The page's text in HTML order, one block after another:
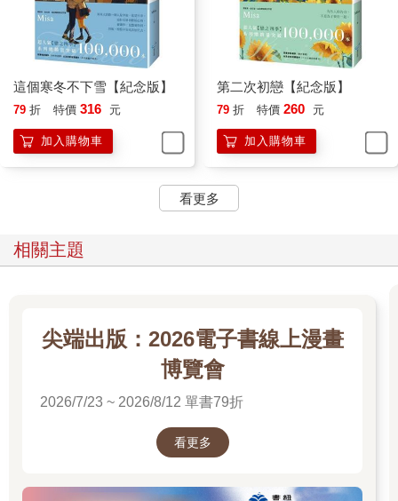
可惜的是，我敲遍了每面牆，都沒有聽到任何不對勁的聲音，我
還把掛在牆上的畫以及照片都拿下來，又移動了任何可以移動的
家具以及牆面的裝飾，想確認有沒有隱藏機關，然而也毫無異
我沮喪地嘆氣，將所有東西歸回原位，再次不死心地翻了書櫃中
的每一本書。雖然那天已經翻看過，但我想肯定有遺漏的地方。
我不斷地找，心想就算是日記也好，但徒勞無功，什麼也沒有。
除了幾本相簿、照片、魔法學與藥草學的書以外，就沒別的東西
「千蒔小姐，有找到嗎？」小池再次出現，我這才發現外頭天都
黑了。
上房門走出來。
「不急於一時，也許該先吃個晚餐？我已經備好餐點了。」小池
「那你想起平面圖在哪了嗎？」我問。
這個寒冬不下雪【紀念版】
79 折 特價 316 元
加入購物車
第二次初戀【紀念版】
79 折 特價 260 元
加入購物車
看更多
相關主題
尖端出版：2026電子書線上漫畫
博覽會
2026/7/23 ~ 2026/8/12 單書79折
看更多